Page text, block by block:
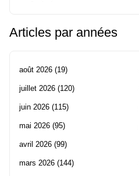
Articles par années
août 2026 (19)
juillet 2026 (120)
juin 2026 (115)
mai 2026 (95)
avril 2026 (99)
mars 2026 (144)